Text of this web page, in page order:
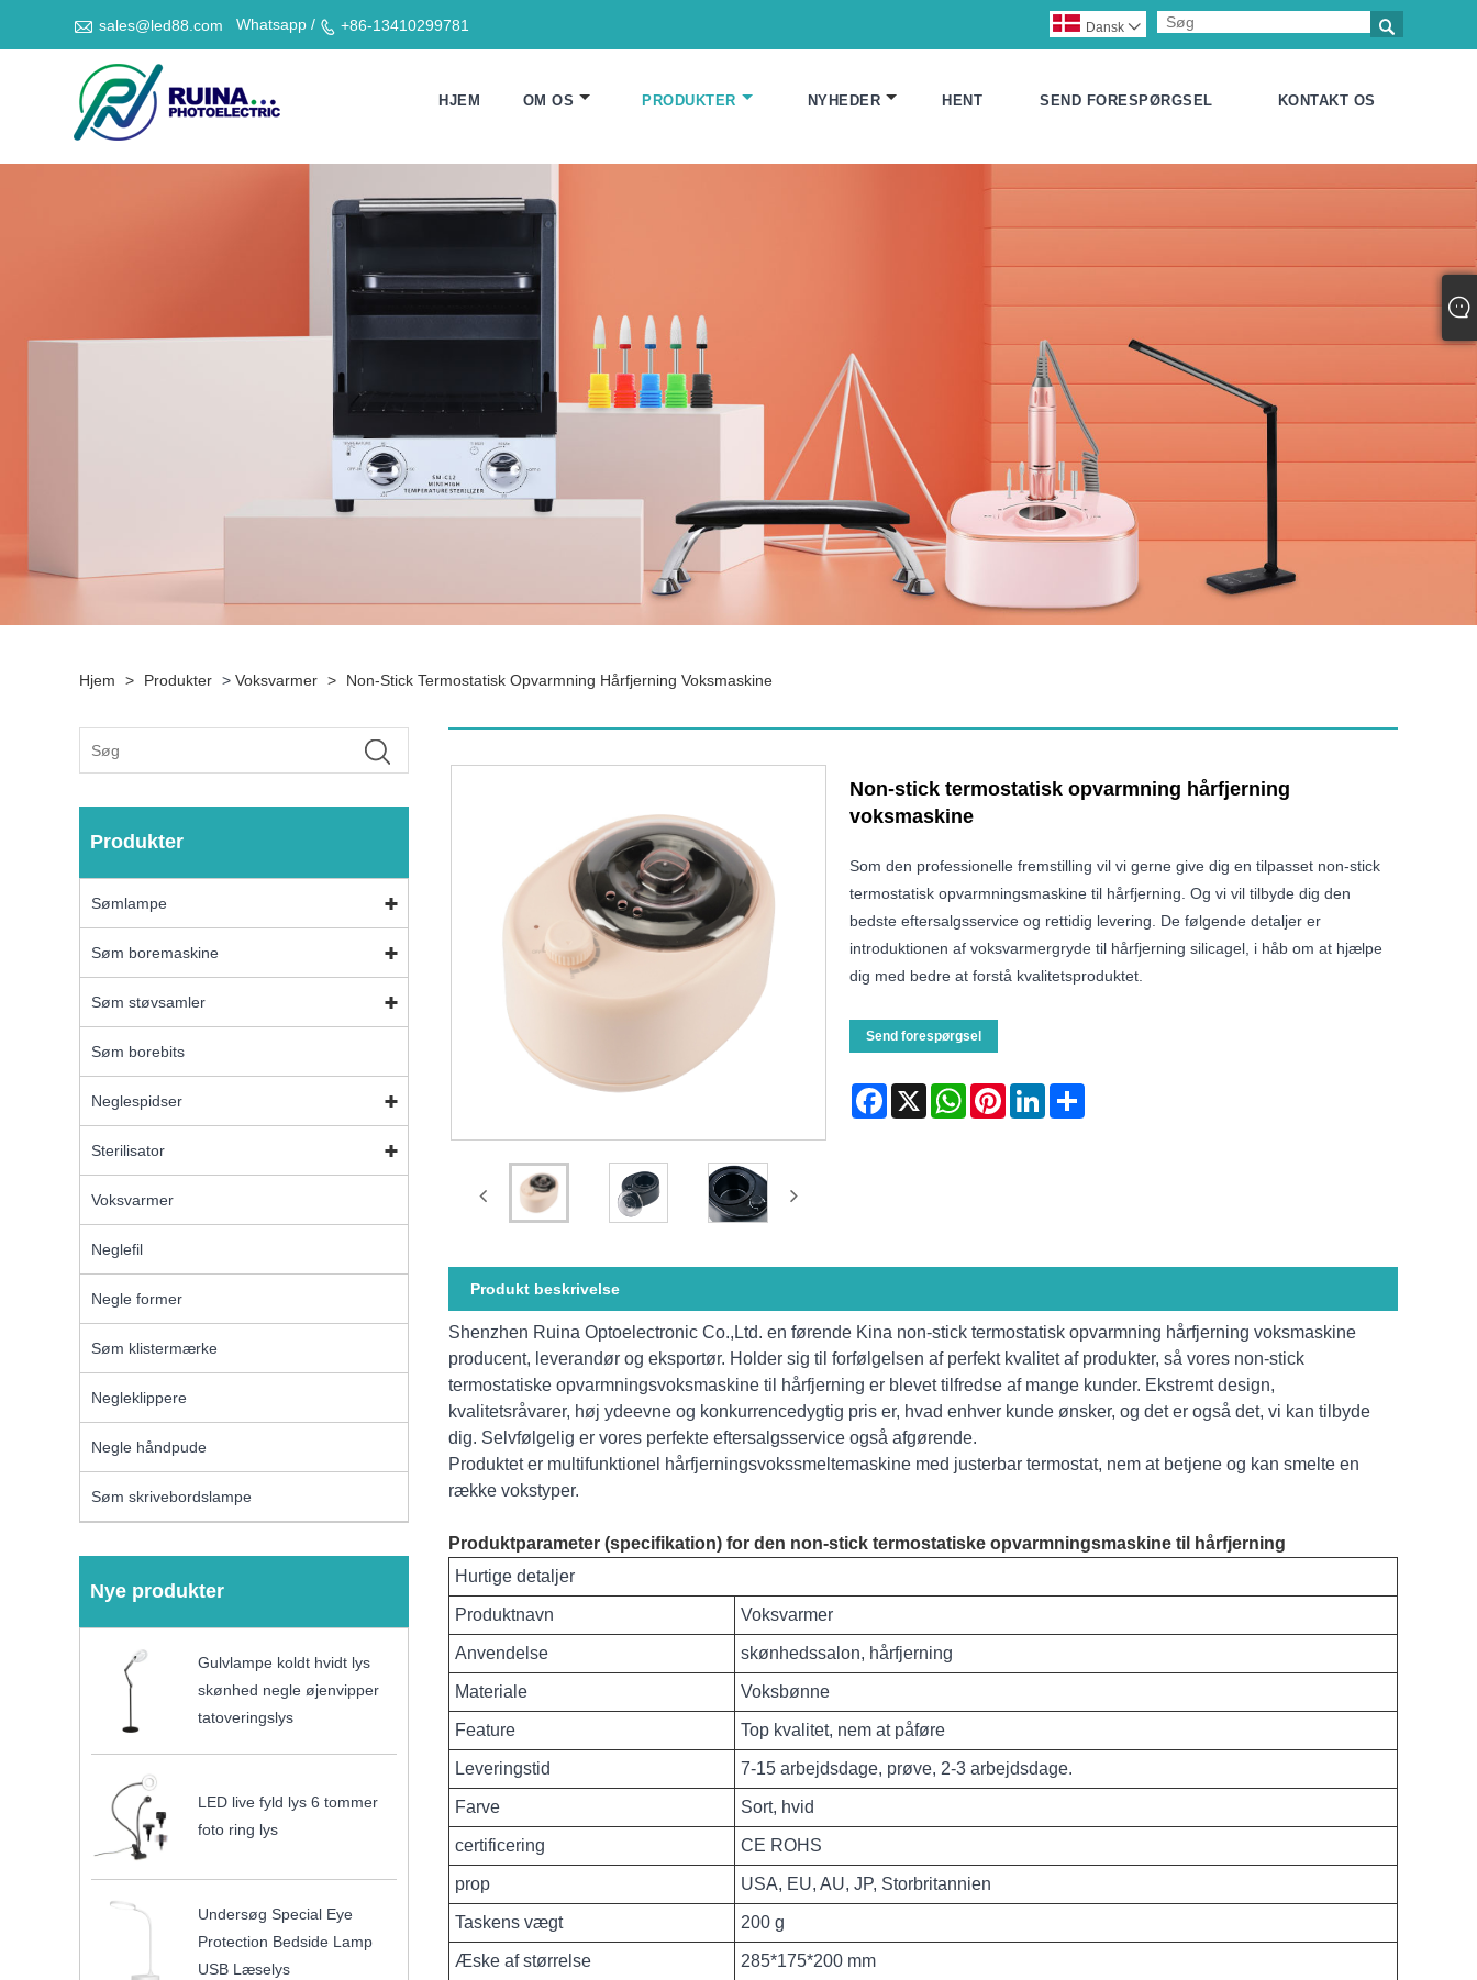
 sales@led88.com Whatsapp /  +86-13410299781 
Dansk 
HJEM OM OS PRODUKTER NYHEDER HENT SEND FORESPØRGSEL KONTAKT OS
Hjem > Produkter > Voksvarmer > Non-Stick Termostatisk Opvarmning Hårfjerning Voksmaskine
Produkter
Sømlampe
Søm boremaskine
Søm støvsamler
Søm borebits
Neglespidser
Sterilisator
Voksvarmer
Neglefil
Negle former
Søm klistermærke
Negleklippere
Negle håndpude
Søm skrivebordslampe
Nye produkter
Gulvlampe koldt hvidt lys
skønhed negle øjenvipper
tatoveringslys
LED live fyld lys 6 tommer
foto ring lys
Undersøg Special Eye
Protection Bedside Lamp
USB Læselys
Non-stick termostatisk opvarmning hårfjerning
voksmaskine
Som den professionelle fremstilling vil vi gerne give dig en tilpasset non-stick
termostatisk opvarmningsmaskine til hårfjerning. Og vi vil tilbyde dig den
bedste eftersalgsservice og rettidig levering. De følgende detaljer er
introduktionen af ​​voksvarmergryde til hårfjerning silicagel, i håb om at hjælpe
dig med bedre at forstå kvalitetsproduktet.
Send forespørgsel
Facebook
X WhatsAppPinterestLinkedInShare
Produkt beskrivelse
Shenzhen Ruina Optoelectronic Co.,Ltd. en førende Kina non-stick termostatisk opvarmning hårfjerning voksmaskine
producent, leverandør og eksportør. Holder sig til forfølgelsen af ​​perfekt kvalitet af produkter, så vores non-stick
termostatiske opvarmningsvoksmaskine til hårfjerning er blevet tilfredse af mange kunder. Ekstremt design,
kvalitetsråvarer, høj ydeevne og konkurrencedygtig pris er, hvad enhver kunde ønsker, og det er også det, vi kan tilbyde
dig. Selvfølgelig er vores perfekte eftersalgsservice også afgørende.
Produktet er multifunktionel hårfjerningsvokssmeltemaskine med justerbar termostat, nem at betjene og kan smelte en
række vokstyper.
Produktparameter (specifikation) for den non-stick termostatiske opvarmningsmaskine til hårfjerning
Hurtige detaljer
Produktnavn Voksvarmer
Anvendelse skønhedssalon, hårfjerning
Materiale Voksbønne
Feature Top kvalitet, nem at påføre
Leveringstid 7-15 arbejdsdage, prøve, 2-3 arbejdsdage.
Farve Sort, hvid
certificering CE ROHS
prop USA, EU, AU, JP, Storbritannien
Taskens vægt 200 g
Æske af størrelse 285*175*200 mm